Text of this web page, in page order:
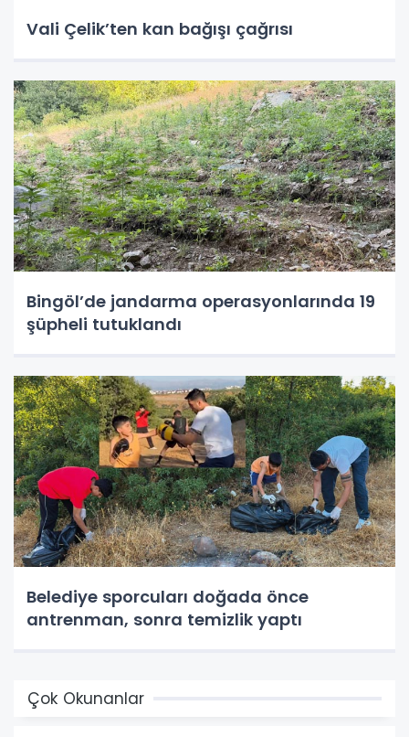
Vali Çelik’ten kan bağışı çağrısı
Bingöl’de jandarma operasyonlarında 19
şüpheli tutuklandı
Belediye sporcuları doğada önce
antrenman, sonra temizlik yaptı
Çok Okunanlar